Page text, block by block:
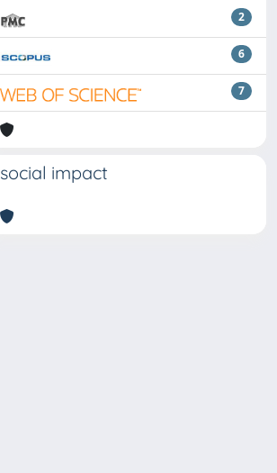
2
6
7
social impact